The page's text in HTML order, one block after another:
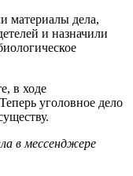
материалы дела,
и назначили
в ходе
уголовное дело
в мессенджере